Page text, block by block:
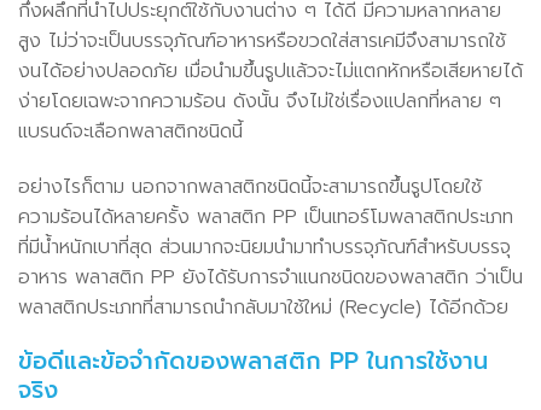
กึ่งผลึกที่นำไปประยุกต์ใช้กับงานต่าง ๆ ได้ดี มีความหลากหลาย
สูง ไม่ว่าจะเป็นบรรจุภัณฑ์อาหารหรือขวดใส่สารเคมีจึงสามารถใช้
งนได้อย่างปลอดภัย เมื่อนำมขึ้นรูปแล้วจะไม่แตกหักหรือเสียหายได้
ง่ายโดยเฉพะจากความร้อน ดังนั้น จึงไม่ใช่เรื่องแปลกที่หลาย ๆ
แบรนด์จะเลือกพลาสติกชนิดนี้
อย่างไรก็ตาม นอกจากพลาสติกชนิดนี้จะสามารถขึ้นรูปโดยใช้
ความร้อนได้หลายครั้ง พลาสติก PP เป็นเทอร์โมพลาสติกประเภท
ที่มีน้ำหนักเบาที่สุด ส่วนมากจะนิยมนำมาทำบรรจุภัณฑ์สำหรับบรรจุ
อาหาร พลาสติก PP ยังได้รับการจำแนกชนิดของพลาสติก ว่าเป็น
พลาสติกประเภทที่สามารถนำกลับมาใช้ใหม่ (Recycle) ได้อีกด้วย
ข้อดีและข้อจำกัดของพลาสติก PP ในการใช้งาน
จริง